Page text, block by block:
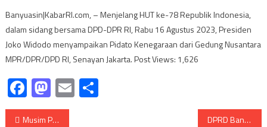
Banyuasin|KabarRI.com, – Menjelang HUT ke-78 Republik Indonesia,
dalam sidang bersama DPD-DPR RI, Rabu 16 Agustus 2023, Presiden
Joko Widodo menyampaikan Pidato Kenegaraan dari Gedung Nusantara
MPR/DPR/DPD RI, Senayan Jakarta. Post Views: 1,626
Facebook
Mastodon
Email
Navigasi
Musim Penghujan Tiba, Siap-siap Bermandikan Lumpur Pekat DPRD Banyuasin Sidang RSUD Banyuasin